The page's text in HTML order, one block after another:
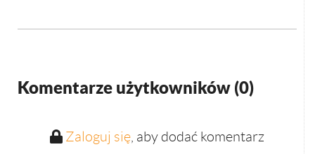
Komentarze użytkowników (0)
Zaloguj się, aby dodać komentarz